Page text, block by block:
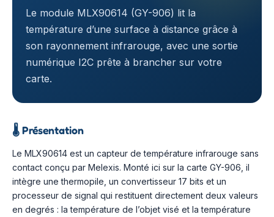
Le module MLX90614 (GY-906) lit la
température d’une surface à distance grâce à
son rayonnement infrarouge, avec une sortie
numérique I2C prête à brancher sur votre
carte.
🌡️Présentation
Le MLX90614 est un capteur de température infrarouge sans
contact conçu par Melexis. Monté ici sur la carte GY-906, il
intègre une thermopile, un convertisseur 17 bits et un
processeur de signal qui restituent directement deux valeurs
en degrés : la température de l’objet visé et la température